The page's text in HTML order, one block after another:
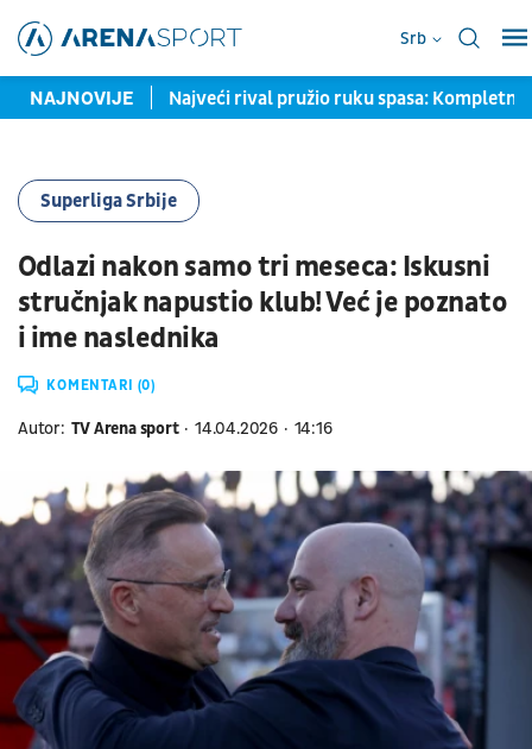
Srb
NAJNOVIJE
seznu Najveći rival pružio ruku spasa: Kompletna
Superliga Srbije
Odlazi nakon samo tri meseca: Iskusni
stručnjak napustio klub! Već je poznato
i ime naslednika
KOMENTARI (0)
Autor: TV Arena sport 14.04.2026 14:16